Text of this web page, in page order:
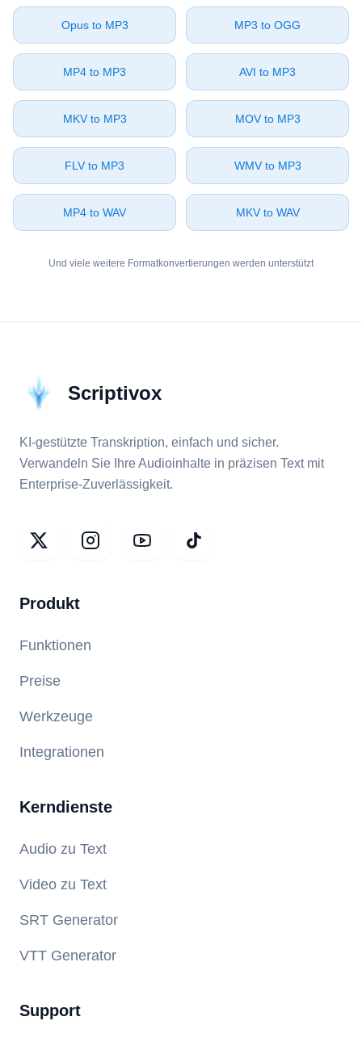
⁦Opus⁩ to ⁦MP3⁩ ⁦MP3⁩ to ⁦OGG⁩
⁦MP4⁩ to ⁦MP3⁩ ⁦AVI⁩ to ⁦MP3⁩
⁦MKV⁩ to ⁦MP3⁩ ⁦MOV⁩ to ⁦MP3⁩
⁦FLV⁩ to ⁦MP3⁩ ⁦WMV⁩ to ⁦MP3⁩
⁦MP4⁩ to ⁦WAV⁩ ⁦MKV⁩ to ⁦WAV⁩
Und viele weitere Formatkonvertierungen werden unterstützt
Scriptivox
KI-gestützte Transkription, einfach und sicher.
Verwandeln Sie Ihre Audioinhalte in präzisen Text mit
Enterprise-Zuverlässigkeit.
Produkt
Funktionen
Preise
Werkzeuge
Integrationen
Kerndienste
Audio zu Text
Video zu Text
SRT Generator
VTT Generator
Support